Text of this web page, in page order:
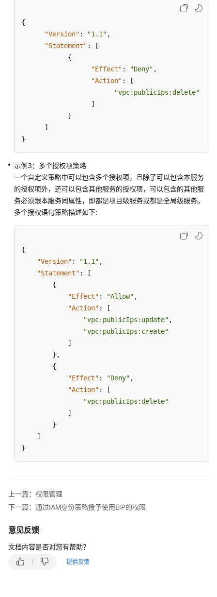
全
域
弹
性
公
IP
（全
视
帮
助
产
{
"Version" : "1.1" ,
"Statement" :
[
{
"Effect" : "Deny" ,
"Action" :
[
"vpc:publicIps:delete"
]
}
]
}
示例3：多个授权项策略
一个自定义策略中可以包含多个授权项，且除了可以包含本服务
的授权项外，还可以包含其他服务的授权项，可以包含的其他服
务必须跟本服务同属性，即都是项目级服务或都是全局级服务。
多个授权语句策略描述如下:
{
"Version" : "1.1" ,
"Statement" :
[
{
"Effect" : "Allow" ,
"Action" :
[
"vpc:publicIps:update" ,
"vpc:publicIps:create"
]
} ,
{
"Effect" : "Deny" ,
"Action" :
[
"vpc:publicIps:delete"
]
}
]
}
上一篇：权限管理
下一篇：通过IAM身份策略授予使用EIP的权限
意见反馈
文档内容是否对您有帮助？
提供反馈